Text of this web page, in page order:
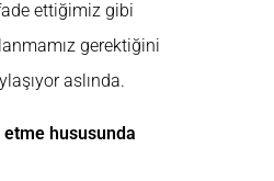
ettiğimiz gibi
gerektiğini
aslında.
hususunda